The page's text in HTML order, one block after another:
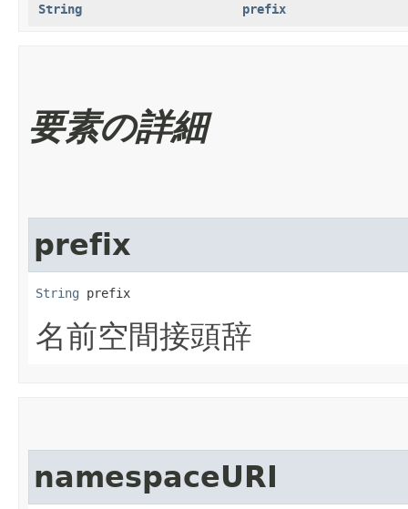
String prefix
要素の詳細
prefix
String prefix
名前空間接頭辞
namespaceURI